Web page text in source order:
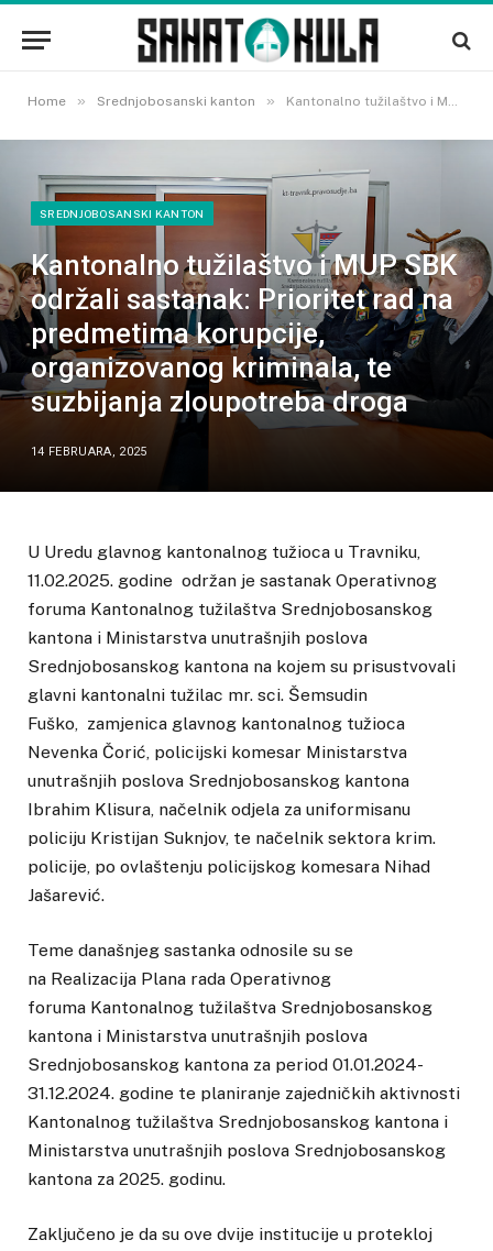
Home » Srednjobosanski kanton » Kantonalno tužilaštvo i MUP SBK održali sastanak: Prioritet rad na predmetima korupcije, organizovanog kriminala, te suzbijanja zloupotreba droga
SREDNJOBOSANSKI KANTON
Kantonalno tužilaštvo i MUP SBK
održali sastanak: Prioritet rad na
predmetima korupcije,
organizovanog kriminala, te
suzbijanja zloupotreba droga
14 FEBRUARA, 2025
U Uredu glavnog kantonalnog tužioca u Travniku,
11.02.2025. godine održan je sastanak Operativnog
foruma Kantonalnog tužilaštva Srednjobosanskog
kantona i Ministarstva unutrašnjih poslova
Srednjobosanskog kantona na kojem su prisustvovali
glavni kantonalni tužilac mr. sci. Šemsudin
Fuško, zamjenica glavnog kantonalnog tužioca
Nevenka Čorić, policijski komesar Ministarstva
unutrašnjih poslova Srednjobosanskog kantona
Ibrahim Klisura, načelnik odjela za uniformisanu
policiju Kristijan Suknjov, te načelnik sektora krim.
policije, po ovlaštenju policijskog komesara Nihad
Jašarević.
Teme današnjeg sastanka odnosile su se
na Realizacija Plana rada Operativnog
foruma Kantonalnog tužilaštva Srednjobosanskog
kantona i Ministarstva unutrašnjih poslova
Srednjobosanskog kantona za period 01.01.2024-
31.12.2024. godine te planiranje zajedničkih aktivnosti
Kantonalnog tužilaštva Srednjobosanskog kantona i
Ministarstva unutrašnjih poslova Srednjobosanskog
kantona za 2025. godinu.
Zaključeno je da su ove dvije institucije u protekloj